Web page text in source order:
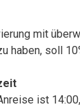
mit
haben, soll
ist